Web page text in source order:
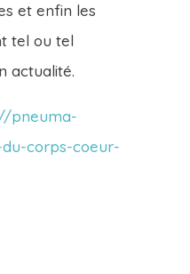
et enfin les
tel ou tel
actualité.
pneuma-
corps-coeur-